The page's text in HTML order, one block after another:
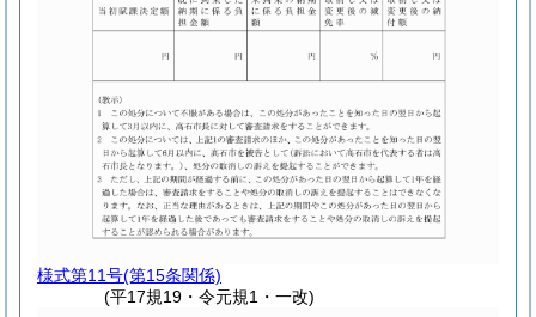
様式第11号(第15条関係)
(平17規19・令元規1・一改)